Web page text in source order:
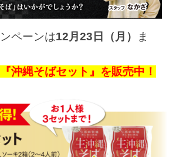
ペーンは12月23日（月）
ま
沖縄そばセット』を販売中！